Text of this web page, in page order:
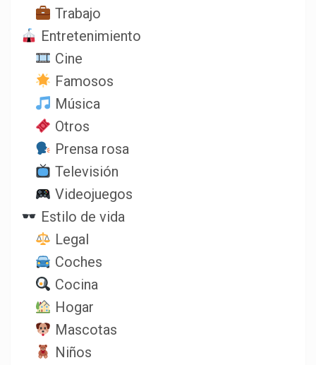
Trabajo
Entretenimiento
Cine
Famosos
Música
Otros
Prensa rosa
Televisión
Videojuegos
Estilo de vida
Legal
Coches
Cocina
Hogar
Mascotas
Niños